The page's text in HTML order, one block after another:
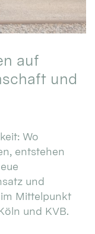
auf
und
Wo
entstehen
und
Mittelpunkt
und KVB.